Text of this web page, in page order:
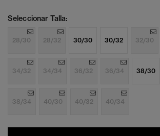
Seleccionar Talla:
28/30 28/32 30/30 30/32 32/30
34/32 34/34 36/32 36/34 38/30
38/34 40/30 40/32 40/34